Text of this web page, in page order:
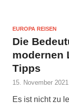
EUROPA REISEN
Die
modernen
Tipps
15. November 2021
Es ist nicht zu